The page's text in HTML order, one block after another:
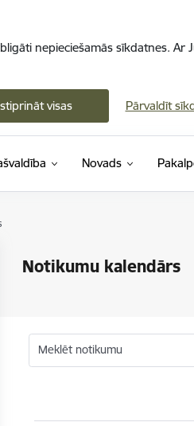
nepieciešamās sīkdatnes.
visas Pārvaldīt
Novads
Notikumu kalendārs
Meklēt notikumu